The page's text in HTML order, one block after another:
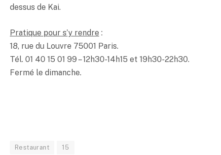
dessus de Kai.
Pratique pour s’y rendre :
18, rue du Louvre 75001 Paris.
Tél. 01 40 15 01 99 – 12h30-14h15 et 19h30-22h30.
Fermé le dimanche.
Restaurant 15